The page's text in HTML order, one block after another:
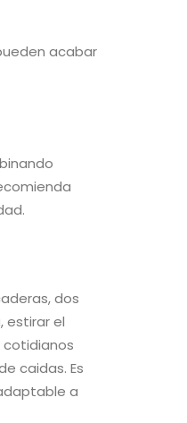
acabar
dos
estirar el
cotidianos
caidas. Es
a